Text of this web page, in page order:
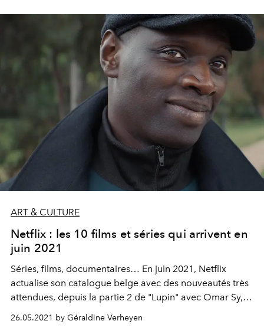
ART & CULTURE
Netflix : les 10 films et séries qui arrivent en
juin 2021
Séries, films, documentaires… En juin 2021, Netflix
actualise son catalogue belge avec des nouveautés très
attendues, depuis la partie 2 de "Lupin" avec Omar Sy,
jusqu’à la saison 4 du show espagnol "Elite", en passant
par le film oscarisé "Joker" avec Joaquin Phoenix. Voici
26.05.2021 by Géraldine Verheyen